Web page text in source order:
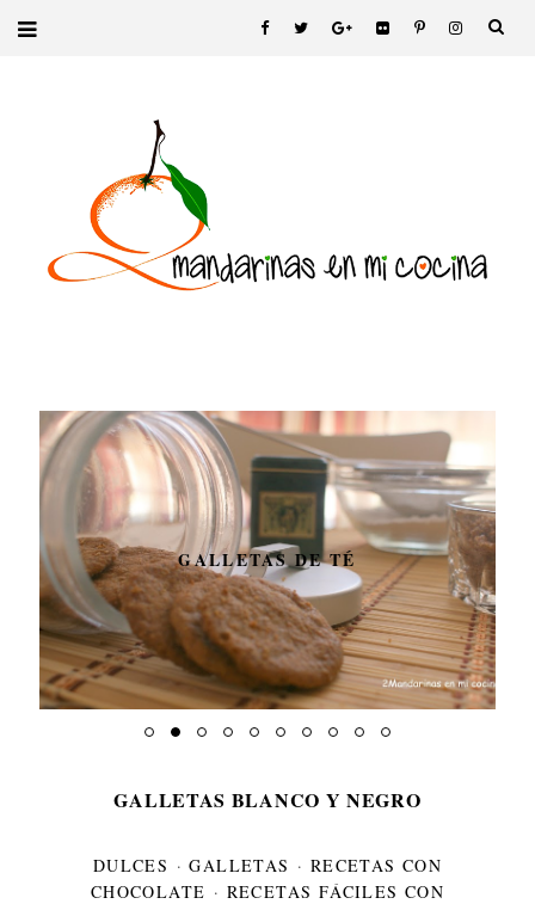
GALLETAS DE TÉ
GALLETAS BLANCO Y NEGRO
DULCES ·GALLETAS · RECETAS CON
CHOCOLATE · RECETAS FÁCILES CON